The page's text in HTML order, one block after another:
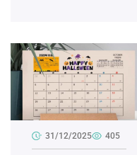
làm đẹp không gian
làm việc và học tập.
Thay vì mua sẵn, bạn
hoàn toàn có thể tự tay
làm lịch để bàn để sử...
31/12/2025 405